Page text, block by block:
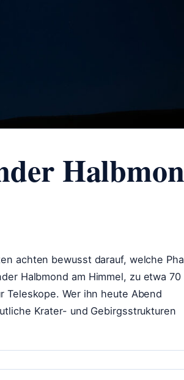
achten bewusst darauf, welche
Halbmond am Himmel, zu etwa 70
Teleskope. Wer ihn heute Abend
Krater- und Gebirgsstrukturen